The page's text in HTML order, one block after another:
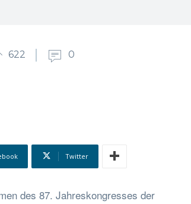
622 0
Twitter
des 87. Jahreskongresses der